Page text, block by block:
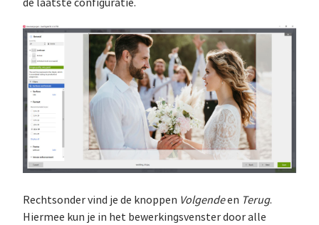
Rechtsonder vind je de knoppen Volgendeen Terug.
Hiermee kun je in het bewerkingsvenster door alle